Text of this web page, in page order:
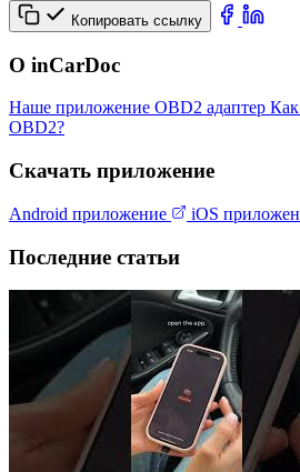
Копировать ссылку
О inCarDoc
Наше приложение OBD2 адаптер Как
OBD2?
Скачать приложение
Android приложение iOS
Последние статьи